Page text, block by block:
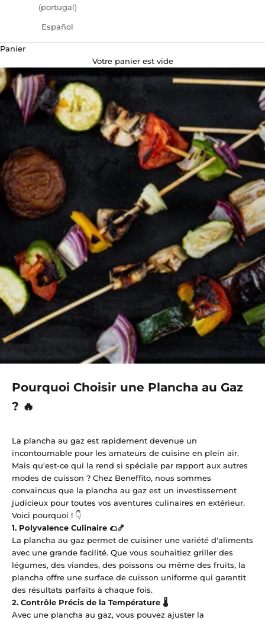
(portugal)
Español
Panier
Votre panier est vide
Pourquoi Choisir une Plancha au Gaz
? 🔥
La plancha au gaz est rapidement devenue un
incontournable pour les amateurs de cuisine en plein air.
Mais qu'est-ce qui la rend si spéciale par rapport aux autres
modes de cuisson ? Chez Beneffito, nous sommes
convaincus que la plancha au gaz est un investissement
judicieux pour toutes vos aventures culinaires en extérieur.
Voici pourquoi ! 👇
1. Polyvalence Culinaire 🌮🍤
La plancha au gaz permet de cuisiner une variété d'aliments
avec une grande facilité. Que vous souhaitiez griller des
légumes, des viandes, des poissons ou même des fruits, la
plancha offre une surface de cuisson uniforme qui garantit
des résultats parfaits à chaque fois.
2. Contrôle Précis de la Température 🌡️
Avec une plancha au gaz, vous pouvez ajuster la